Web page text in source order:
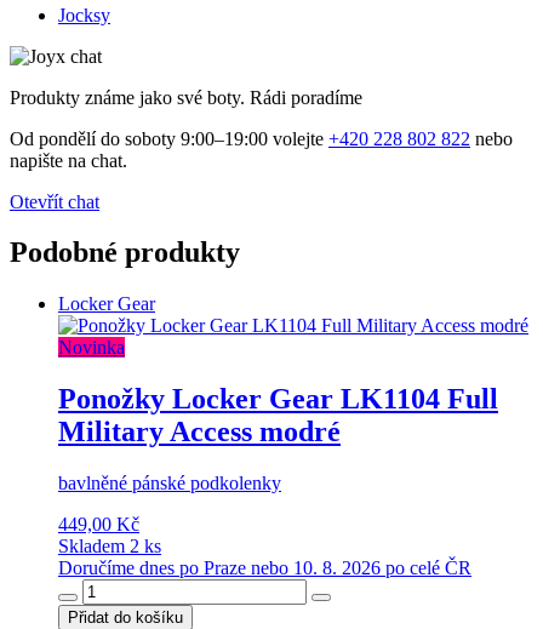
Jocksy
Produkty známe jako své boty. Rádi poradíme
Od pondělí do soboty 9:00–19:00 volejte +420 228 802 822 nebo
napište na chat.
Otevřít chat
Podobné produkty
Locker Gear
Novinka
Ponožky Locker Gear LK1104 Full
Military Access modré
bavlněné pánské podkolenky
449,00 Kč
Skladem 2 ks
Doručíme dnes po Praze nebo 10. 8. 2026 po celé ČR
Přidat do košíku